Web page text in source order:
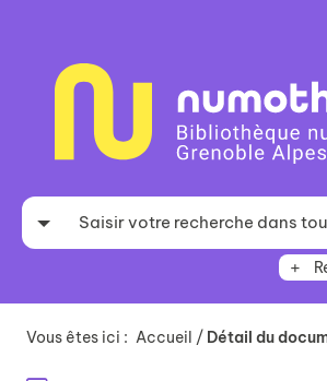
recherche
Vous êtes ici : Accueil / Détail du